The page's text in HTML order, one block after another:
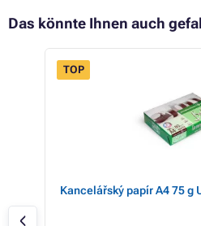
Das könnte Ihnen auch
TOP
Kancelářský papír A4 75 g